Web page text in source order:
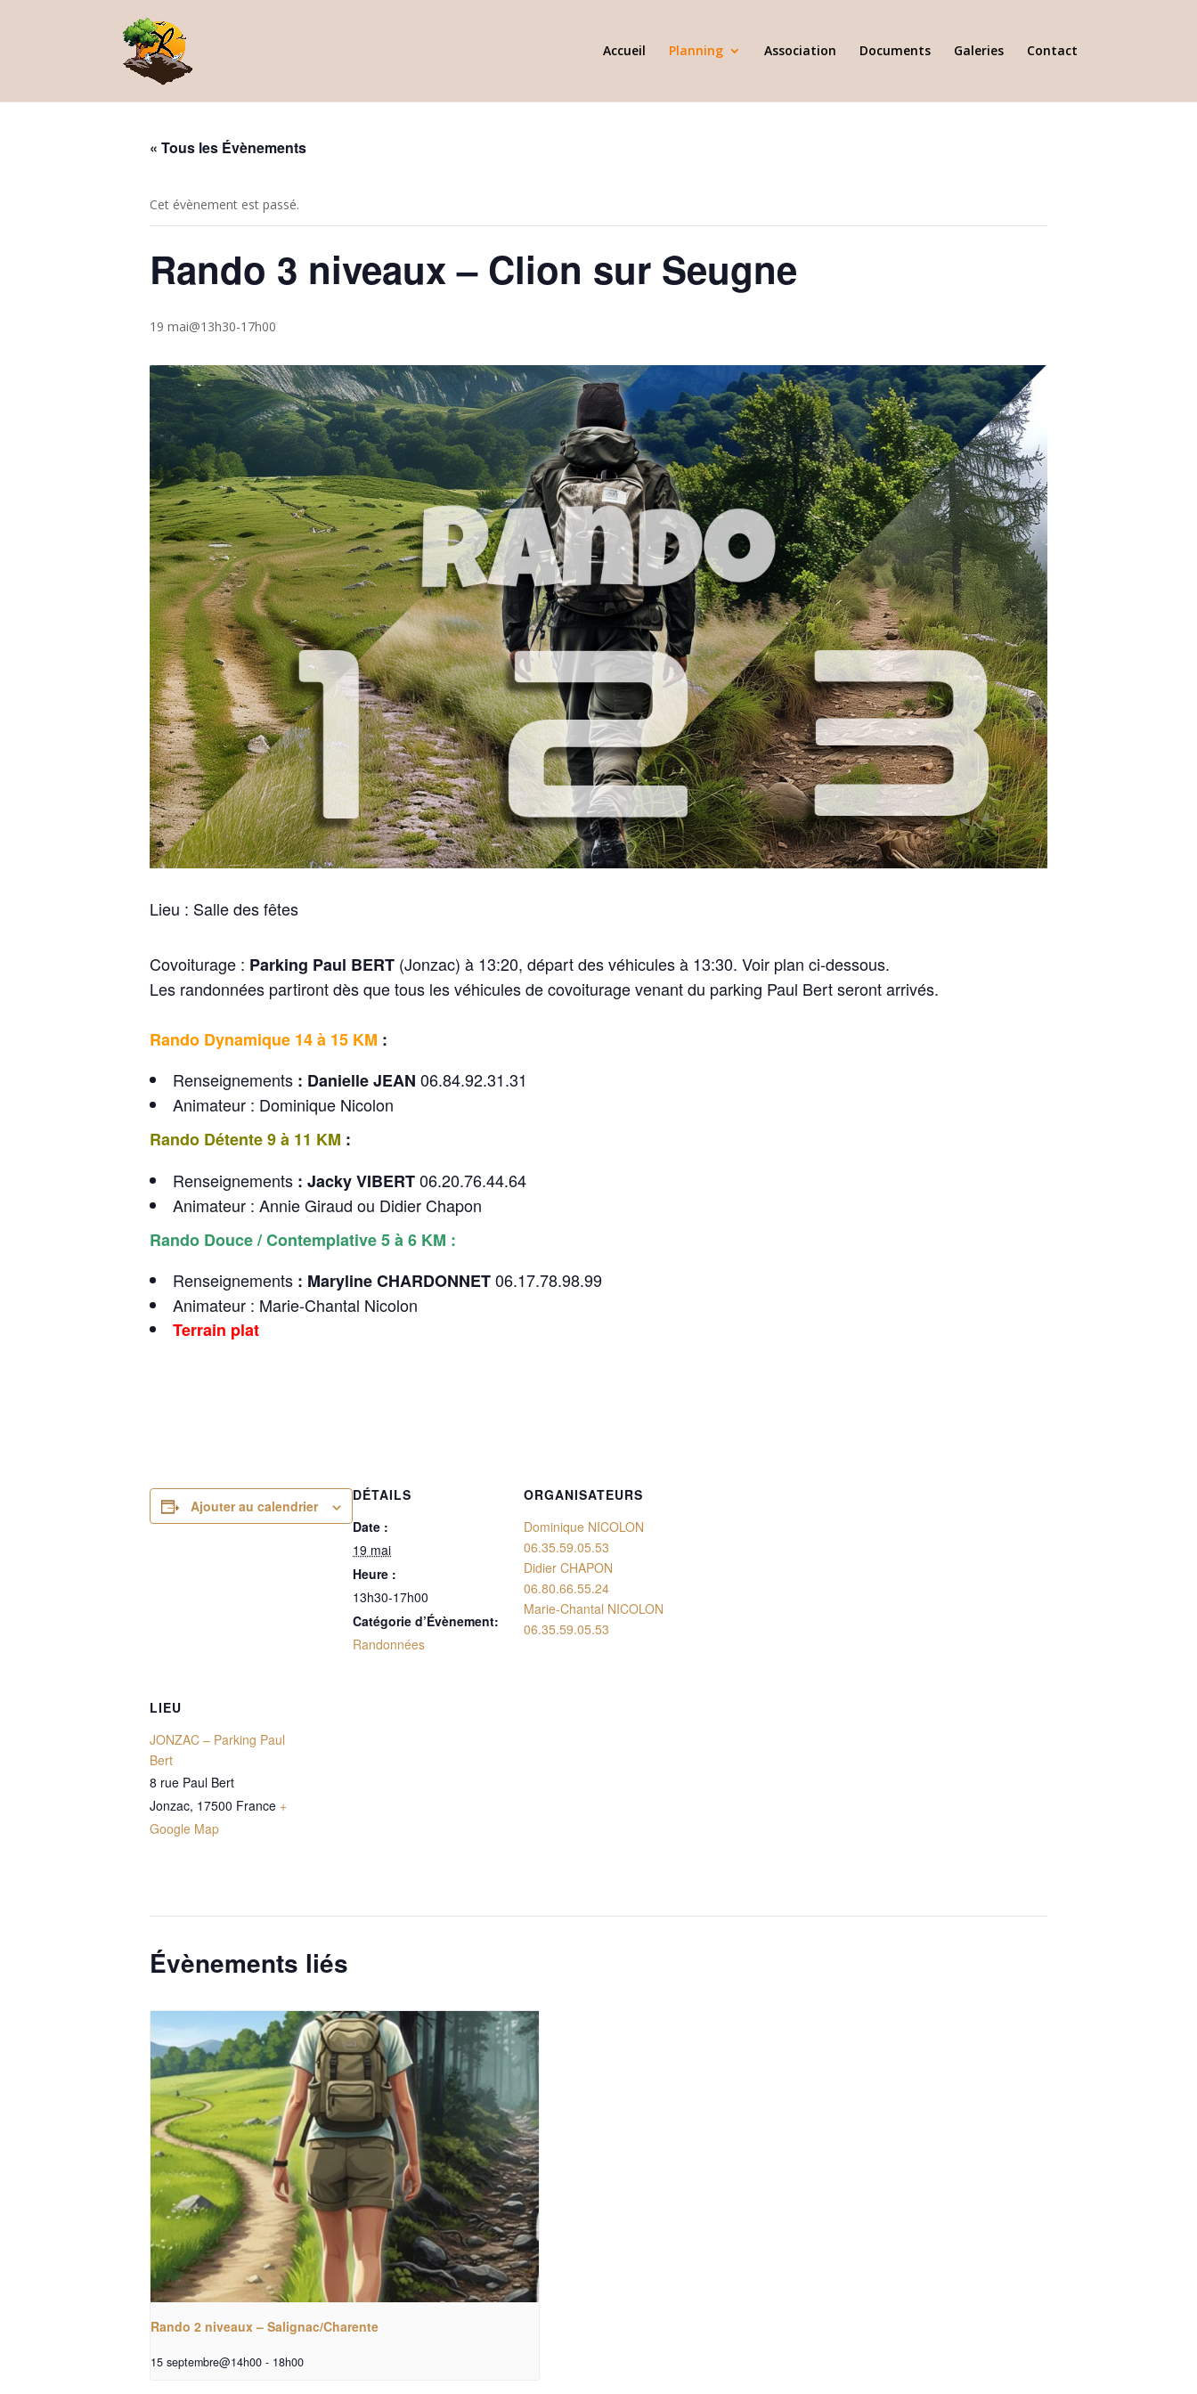
Accueil Planning Association Documents Galeries Contact
« Tous les Évènements
Cet évènement est passé.
Rando 3 niveaux – Clion sur Seugne
19 mai@13h30-17h00
Lieu : Salle des fêtes
Covoiturage : Parking Paul BERT (Jonzac) à 13:20, départ des véhicules à 13:30. Voir plan ci-dessous.
Les randonnées partiront dès que tous les véhicules de covoiturage venant du parking Paul Bert seront arrivés.
Rando Dynamique 14 à 15 KM :
Renseignements : Danielle JEAN 06.84.92.31.31
Animateur : Dominique Nicolon
Rando Détente 9 à 11 KM :
Renseignements : Jacky VIBERT06.20.76.44.64
Animateur : Annie Giraud ou Didier Chapon
Rando Douce / Contemplative 5 à 6 KM :
Renseignements : Maryline CHARDONNET06.17.78.98.99
Animateur : Marie-Chantal Nicolon
Terrain plat
Ajouter au calendrier
DÉTAILS
Date :
19 mai
Heure :
13h30-17h00
Catégorie d’Évènement:
Randonnées
ORGANISATEURS
Dominique NICOLON
06.35.59.05.53
Didier CHAPON
06.80.66.55.24
Marie-Chantal NICOLON
06.35.59.05.53
LIEU
JONZAC – Parking Paul
Bert
8 rue Paul Bert
Jonzac, 17500 France +
Google Map
Évènements liés
Rando 2 niveaux – Salignac/Charente
15 septembre@14h00 - 18h00